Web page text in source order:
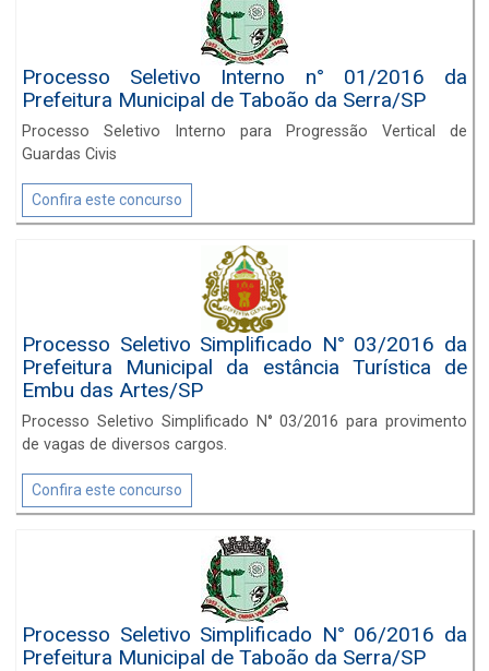
Processo Seletivo Interno n° 01/2016 da
Prefeitura Municipal de Taboão da Serra/SP
Processo Seletivo Interno para Progressão Vertical de
Guardas Civis
Confira este concurso
Processo Seletivo Simplificado N° 03/2016 da
Prefeitura Municipal da estância Turística de
Embu das Artes/SP
Processo Seletivo Simplificado N° 03/2016 para provimento
de vagas de diversos cargos.
Confira este concurso
Processo Seletivo Simplificado N° 06/2016 da
Prefeitura Municipal de Taboão da Serra/SP